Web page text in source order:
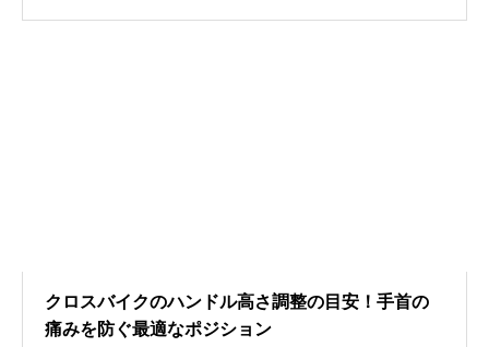
クロスバイクのハンドル高さ調整の目安！手首の
痛みを防ぐ最適なポジション